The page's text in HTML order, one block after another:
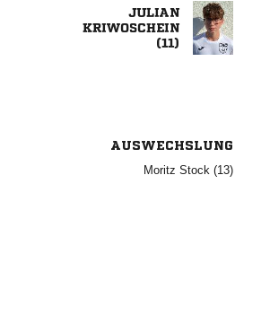



AUSWECHSLUNG
  